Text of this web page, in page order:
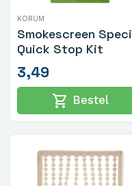
KORUM
Smokescreen Speci
Quick Stop Kit
3,49
shopping_cart Bestel